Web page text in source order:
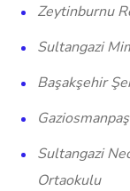
Zeytinburnu
Sultangazi
Başakşehir
Sultangazi
Ortaokulu